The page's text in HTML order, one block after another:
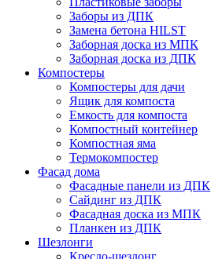
Заборы из ДПК
Замена бетона HILST
Заборная доска из МПК
Заборная доска из ДПК
Компостеры
Компостеры для дачи
Ящик для компоста
Емкость для компоста
Компостный контейнер
Компостная яма
Термокомпостер
Фасад дома
Фасадные панели из ДПК
Сайдинг из ДПК
Фасадная доска из МПК
Планкен из ДПК
Шезлонги
Кресло-шезлонг